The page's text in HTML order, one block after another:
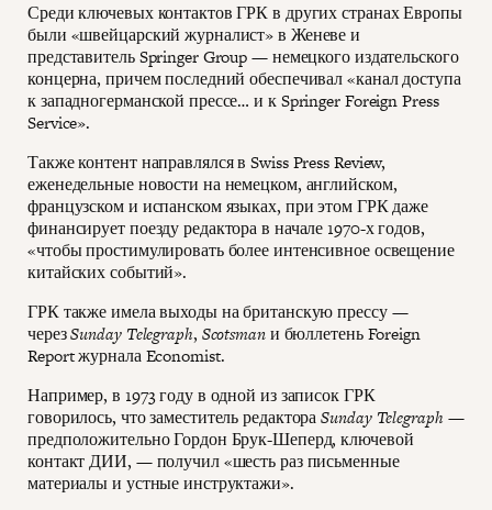
Среди ключевых контактов ГРК в других странах Европы
были «швейцарский журналист» в Женеве и
представитель Springer Group — немецкого издательского
концерна, причем последний обеспечивал «канал доступа
к западногерманской прессе… и к Springer Foreign Press
Service».
Также контент направлялся в Swiss Press Review,
еженедельные новости на немецком, английском,
французском и испанском языках, при этом ГРК даже
финансирует поезду редактора в начале 1970-х годов,
«чтобы простимулировать более интенсивное освещение
китайских событий».
ГРК также имела выходы на британскую прессу —
черезSunday Telegraph, Scotsmanи бюллетень Foreign
Report журнала Economist.
Например, в 1973 году в одной из записок ГРК
говорилось, что заместитель редактораSunday Telegraph —
предположительно Гордон Брук-Шеперд, ключевой
контакт ДИИ, — получил «шесть раз письменные
материалы и устные инструктажи».